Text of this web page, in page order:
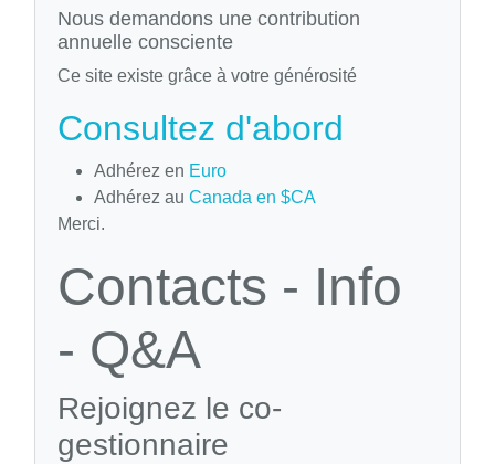
Nous demandons une contribution
annuelle consciente
Ce site existe grâce à votre générosité
Consultez d'abord
Adhérez en Euro
Adhérez au Canada en $CA
Merci.
Contacts - Info
- Q&A
Rejoignez le co-
gestionnaire